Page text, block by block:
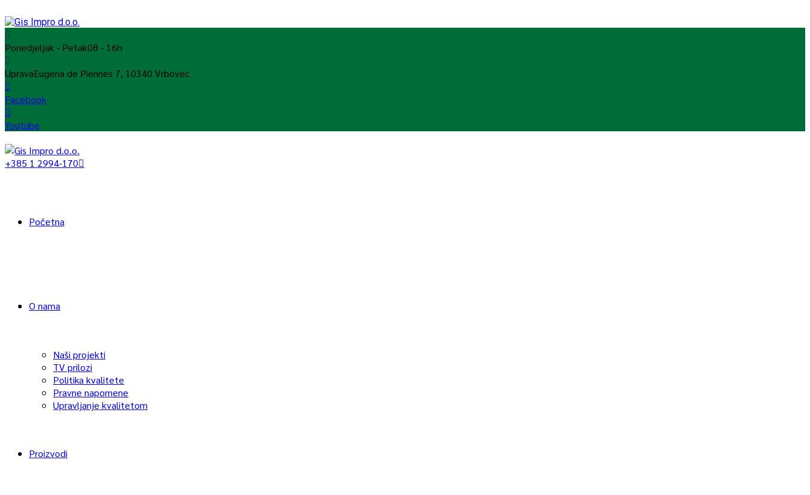
Ponedjeljak - Petak08 - 16h
UpravaEugena de Piennes 7, 10340 Vrbovec
Facebook
Youtube
+385 1 2994-170
Početna
O nama
Naši projekti
TV prilozi
Politika kvalitete
Pravne napomene
Upravljanje kvalitetom
Proizvodi